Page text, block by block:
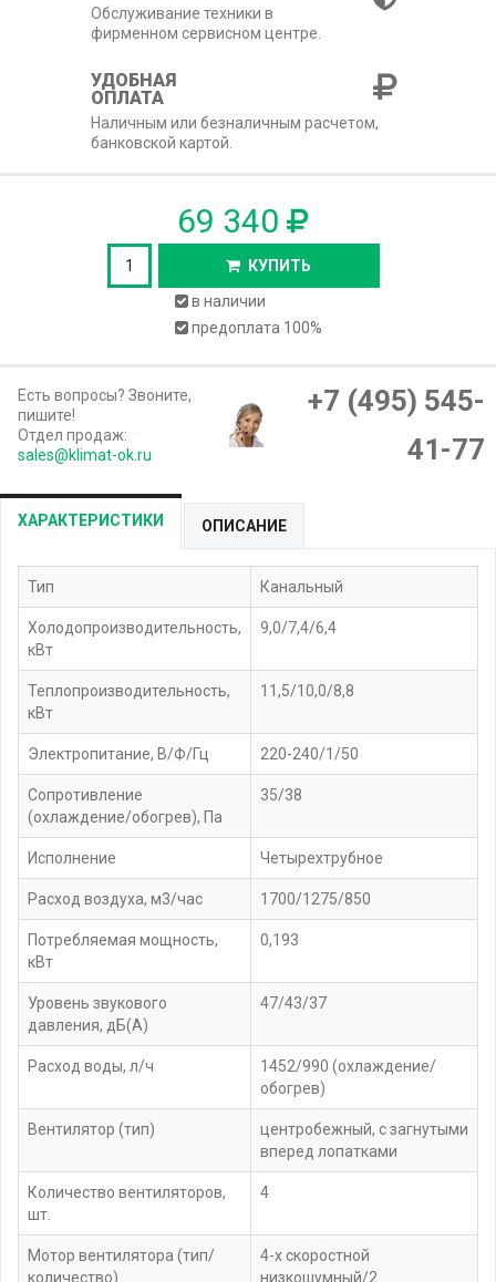
Обслуживание техники в
фирменном сервисном центре.
УДОБНАЯ
ОПЛАТА
Наличным или безналичным расчетом,
банковской картой.
69 340
КУПИТЬ
в наличии
предоплата 100%
Есть вопросы? Звоните,
пишите!
Отдел продаж:
sales@klimat-ok.ru
+7 (495) 545-
41-77
XАРАКТЕРИСТИКИ ОПИСАНИЕ
Тип Канальный
Холодопроизводительность,
кВт
9,0/7,4/6,4
Теплопроизводительность,
кВт
11,5/10,0/8,8
Электропитание, В/Ф/Гц 220-240/1/50
Сопротивление
(охлаждение/обогрев), Па
35/38
Исполнение Четырехтрубное
Расход воздуха, м3/час 1700/1275/850
Потребляемая мощность,
кВт
0,193
Уровень звукового
давления, дБ(А)
47/43/37
Расход воды, л/ч
1452/990 (охлаждение/
обогрев)
Вентилятор (тип)
центробежный, с загнутыми
вперед лопатками
Количество вентиляторов,
шт.
4
Мотор вентилятора (тип/
количество)
4-х скоростной
низкошумный/2